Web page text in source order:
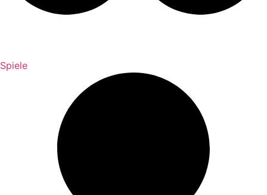
Spiele